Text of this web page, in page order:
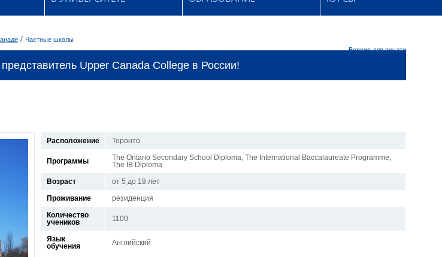
/ Частные школы
Версия для печати
Upper Canada College в России!
Расположение Торонто
Программы
The Ontario Secondary School Diploma, The International Baccalaureate Programme,
The IB Diploma
Возраст
от 5 до 18 лет
Проживание
резиденция
Количество
учеников
1100
Язык
обучения
Английский